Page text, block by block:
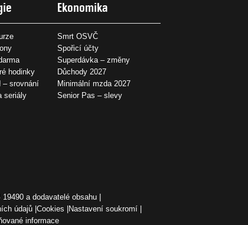
hodinky
– srovnání
seriály
Ekonomika
Smrt OSVČ
Spořicí účty
Superdávka – změny
Důchody 2027
Minimální mzda 2027
Senior Pas – slevy
a dodavatelé obsahu
údajů Cookies Nastavení soukromí
informace